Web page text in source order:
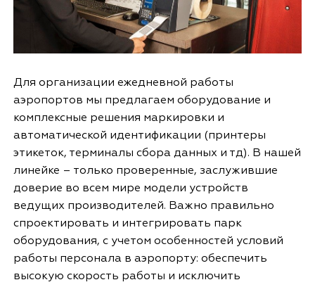
Для организации ежедневной работы
аэропортов мы предлагаем оборудование и
комплексные решения маркировки и
автоматической идентификации (принтеры
этикеток, терминалы сбора данных и тд). В нашей
линейке – только проверенные, заслужившие
доверие во всем мире модели устройств
ведущих производителей. Важно правильно
спроектировать и интегрировать парк
оборудования, с учетом особенностей условий
работы персонала в аэропорту: обеспечить
высокую скорость работы и исключить